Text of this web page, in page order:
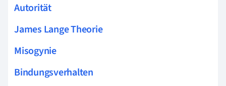
Autorität
James Lange Theorie
Misogynie
Bindungsverhalten